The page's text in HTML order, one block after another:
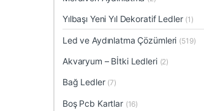
Yılbaşı Yeni Yıl Dekoratif Ledler (1)
Led ve Aydınlatma Çözümleri (519)
Akvaryum – Bİtki Ledleri (2)
Bağ Ledler (7)
Boş Pcb Kartlar (16)